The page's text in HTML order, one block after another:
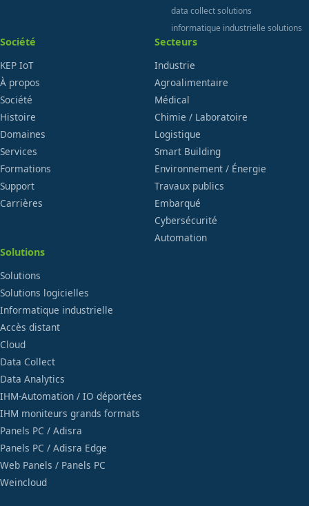
data collect solutions
informatique industrielle solutions
Société
KEP IoT
À propos
Société
Histoire
Domaines
Services
Formations
Support
Carrières
Secteurs
Industrie
Agroalimentaire
Médical
Chimie / Laboratoire
Logistique
Smart Building
Environnement / Énergie
Travaux publics
Embarqué
Cybersécurité
Automation
Solutions
Solutions
Solutions logicielles
Informatique industrielle
Accès distant
Cloud
Data Collect
Data Analytics
IHM-Automation / IO déportées
IHM moniteurs grands formats
Panels PC / Adisra
Panels PC / Adisra Edge
Web Panels / Panels PC
Weincloud